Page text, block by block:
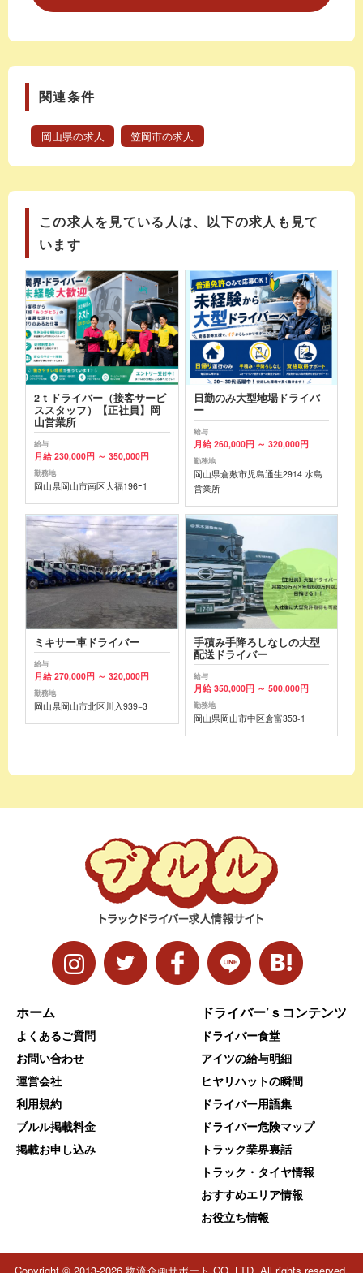
関連条件
岡山県の求人 笠岡市の求人
この求人を見ている人は、以下の求人も見て
います
2ｔドライバー（接客サービ
ススタッフ）【正社員】岡
山営業所
給与
月給 230,000円 ～ 350,000円
勤務地
岡山県岡山市南区大福196ｰ1
日勤のみ大型地場ドライバ
ー
給与
月給 260,000円 ～ 320,000円
勤務地
岡山県倉敷市児島通生2914 水島
営業所
ミキサー車ドライバー
給与
月給 270,000円 ～ 320,000円
勤務地
岡山県岡山市北区川入939−3
手積み手降ろしなしの大型
配送ドライバー
給与
月給 350,000円 ～ 500,000円
勤務地
岡山県岡山市中区倉富353-1
ホーム
よくあるご質問
お問い合わせ
運営会社
利用規約
ブルル掲載料金
掲載お申し込み
ドライバー’ｓコンテンツ
ドライバー食堂
アイツの給与明細
ヒヤリハットの瞬間
ドライバー用語集
ドライバー危険マップ
トラック業界裏話
トラック・タイヤ情報
おすすめエリア情報
お役立ち情報